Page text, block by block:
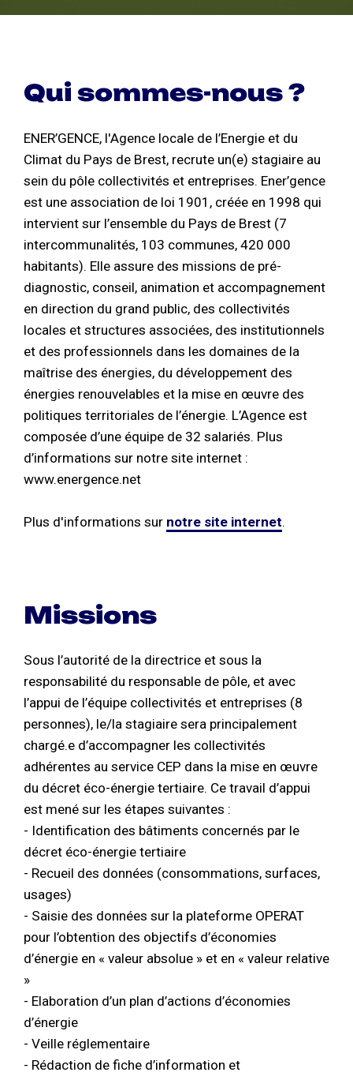
Qui sommes-nous ?
ENER’GENCE, l'Agence locale de l’Energie et du
Climat du Pays de Brest, recrute un(e) stagiaire au
sein du pôle collectivités et entreprises. Ener’gence
est une association de loi 1901, créée en 1998 qui
intervient sur l’ensemble du Pays de Brest (7
intercommunalités, 103 communes, 420 000
habitants). Elle assure des missions de pré-
diagnostic, conseil, animation et accompagnement
en direction du grand public, des collectivités
locales et structures associées, des institutionnels
et des professionnels dans les domaines de la
maîtrise des énergies, du développement des
énergies renouvelables et la mise en œuvre des
politiques territoriales de l’énergie. L’Agence est
composée d’une équipe de 32 salariés. Plus
d’informations sur notre site internet :
www.energence.net
Plus d'informations sur notre site internet.
Missions
Sous l’autorité de la directrice et sous la
responsabilité du responsable de pôle, et avec
l’appui de l’équipe collectivités et entreprises (8
personnes), le/la stagiaire sera principalement
chargé.e d’accompagner les collectivités
adhérentes au service CEP dans la mise en œuvre
du décret éco-énergie tertiaire. Ce travail d’appui
est mené sur les étapes suivantes :
- Identification des bâtiments concernés par le
décret éco-énergie tertiaire
- Recueil des données (consommations, surfaces,
usages)
- Saisie des données sur la plateforme OPERAT
pour l’obtention des objectifs d’économies
d’énergie en « valeur absolue » et en « valeur relative
»
- Elaboration d’un plan d’actions d’économies
d’énergie
- Veille réglementaire
- Rédaction de fiche d’information et